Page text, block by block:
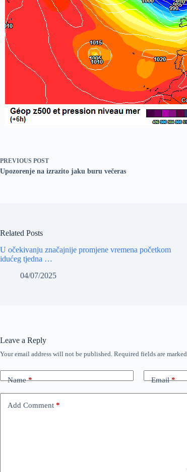
PREVIOUS POST
Upozorenje na izrazito jaku buru večeras
Related Posts
U očekivanju značajnije promjene vremena početkom
idućeg tjedna …
04/07/2025
Leave a Reply
Your email address will not be published. Required fields are marked
Name* Email*
Add Comment *